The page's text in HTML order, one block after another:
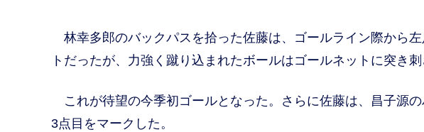
林幸多郎のバックパスを拾った佐藤は、ゴールライン際から
トだったが、力強く蹴り込まれたボールはゴールネットに突き刺
これが待望の今季初ゴールとなった。さらに佐藤は、昌子源
3点目をマークした。